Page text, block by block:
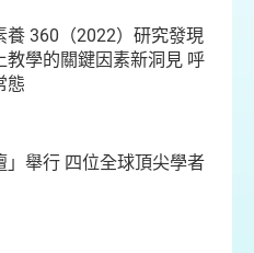
360（2022）研究發現
教學的關鍵因素新洞見 呼
態
舉行 四位全球頂尖學者